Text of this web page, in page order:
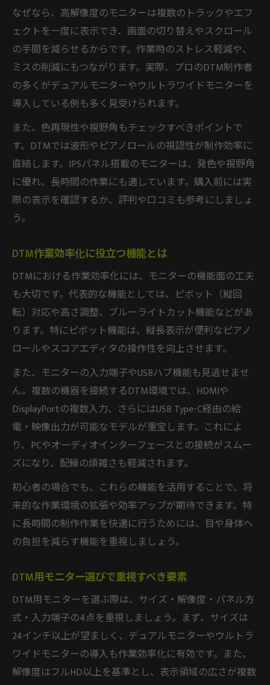
なぜなら、高解像度のモニターは複数のトラックやエフ
ェクトを一度に表示でき、画面の切り替えやスクロール
の手間を減らせるからです。作業時のストレス軽減や、
ミスの削減にもつながります。実際、プロのDTM制作者
の多くがデュアルモニターやウルトラワイドモニターを
導入している例も多く見受けられます。
また、色再現性や視野角もチェックすべきポイントで
す。DTMでは波形やピアノロールの視認性が制作効率に
直結します。IPSパネル搭載のモニターは、発色や視野角
に優れ、長時間の作業にも適しています。購入前には実
際の表示を確認するか、評判や口コミも参考にしましょ
う。
DTM作業効率化に役立つ機能とは
DTMにおける作業効率化には、モニターの機能面の工夫
も大切です。代表的な機能としては、ピボット（縦回
転）対応や高さ調整、ブルーライトカット機能などがあ
ります。特にピボット機能は、縦長表示が便利なピアノ
ロールやスコアエディタの操作性を向上させます。
また、モニターの入力端子やUSBハブ機能も見逃せませ
ん。複数の機器を接続するDTM環境では、HDMIや
DisplayPortの複数入力、さらにはUSB Type-C経由の給
電・映像出力が可能なモデルが重宝します。これによ
り、PCやオーディオインターフェースとの接続がスムー
ズになり、配線の煩雑さも軽減されます。
初心者の場合でも、これらの機能を活用することで、将
来的な作業環境の拡張や効率アップが期待できます。特
に長時間の制作作業を快適に行うためには、目や身体へ
の負担を減らす機能を重視しましょう。
DTM用モニター選びで重視すべき要素
DTM用モニターを選ぶ際は、サイズ・解像度・パネル方
式・入力端子の4点を重視しましょう。まず、サイズは
24インチ以上が望ましく、デュアルモニターやウルトラ
ワイドモニターの導入も作業効率化に有効です。また、
解像度はフルHD以上を基準とし、表示領域の広さが複数